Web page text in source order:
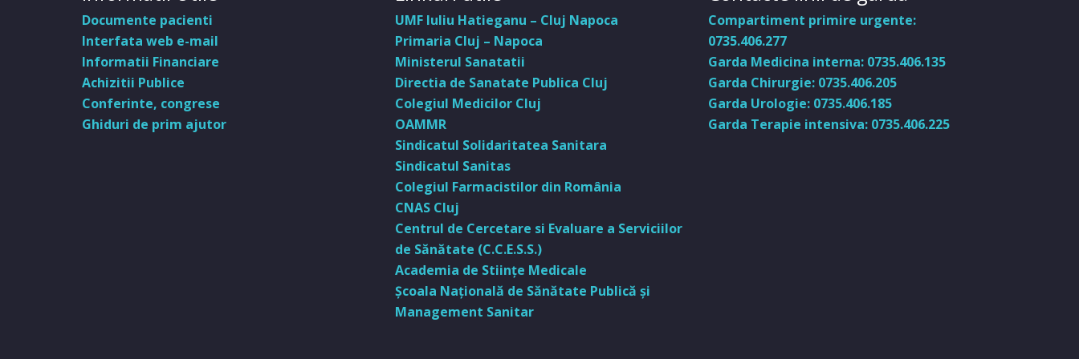
Documente pacienti
Interfata web e-mail
Informatii Financiare
Achizitii Publice
Conferinte, congrese
Ghiduri de prim ajutor
UMF Iuliu Hatieganu – Cluj Napoca
Primaria Cluj – Napoca
Ministerul Sanatatii
Directia de Sanatate Publica Cluj
Colegiul Medicilor Cluj
OAMMR
Sindicatul Solidaritatea Sanitara
Sindicatul Sanitas
Colegiul Farmacistilor din România
CNAS Cluj
Centrul de Cercetare si Evaluare a Serviciilor
de Sănătate (C.C.E.S.S.)
Academia de Stiinţe Medicale
Şcoala Naţională de Sănătate Publică şi
Management Sanitar
Compartiment primire urgente:
0735.406.277
Garda Medicina interna: 0735.406.135
Garda Chirurgie: 0735.406.205
Garda Urologie: 0735.406.185
Garda Terapie intensiva: 0735.406.225